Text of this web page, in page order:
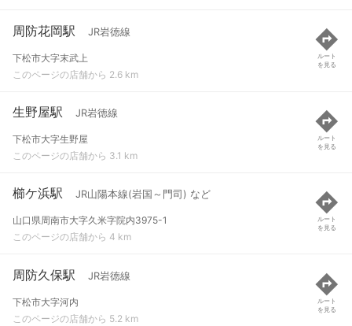
周防花岡駅 JR岩徳線
下松市大字末武上
このページの店舗から 2.6 km
ルート
を見る
生野屋駅 JR岩徳線
下松市大字生野屋
このページの店舗から 3.1 km
ルート
を見る
櫛ケ浜駅 JR山陽本線(岩国～門司) など
山口県周南市大字久米字院内3975-1
このページの店舗から 4 km
ルート
を見る
周防久保駅 JR岩徳線
下松市大字河内
このページの店舗から 5.2 km
ルート
を見る